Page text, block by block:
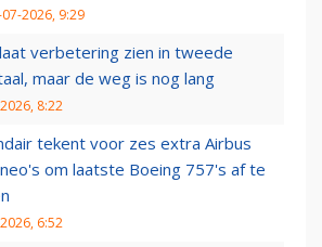
2026, 9:29
verbetering zien in tweede
maar de weg is nog lang
8:22
tekent voor zes extra Airbus
om laatste Boeing 757's af te
6:52